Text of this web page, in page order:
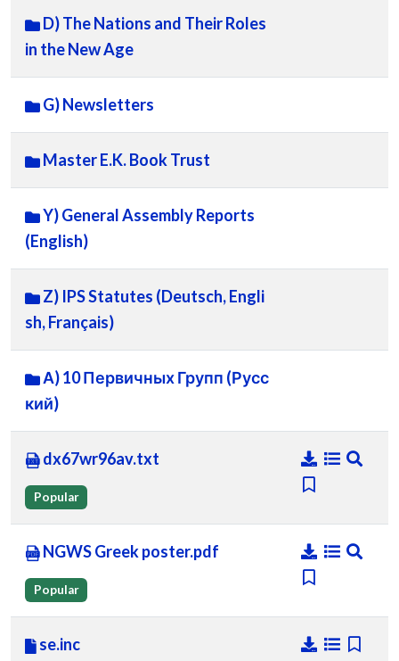
D) The Nations and Their Roles
in the New Age
G) Newsletters
Master E.K. Book Trust
Y) General Assembly Reports
(English)
Z) IPS Statutes (Deutsch, Engli
sh, Français)
А) 10 Первичных Групп (Русс
кий)
dx67wr96av.txt
Popular
NGWS Greek poster.pdf
Popular
se.inc